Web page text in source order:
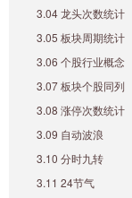
3.04 龙头次数统计
3.05 板块周期统计
3.06 个股行业概念
3.07 板块个股同列
3.08 涨停次数统计
3.09 自动波浪
3.10 分时九转
3.11 24节气